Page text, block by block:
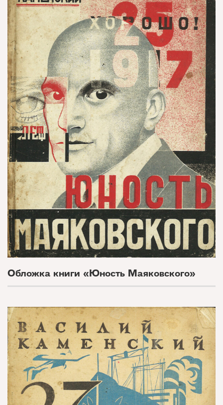
Обложка книги «Юность Маяковского»